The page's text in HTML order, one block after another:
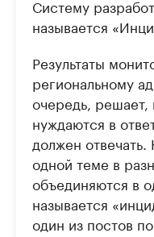
Систему
называется
Результаты
региональному
очередь,
нуждаются в
должен
одной теме в
объединяются в
называется
один из постов